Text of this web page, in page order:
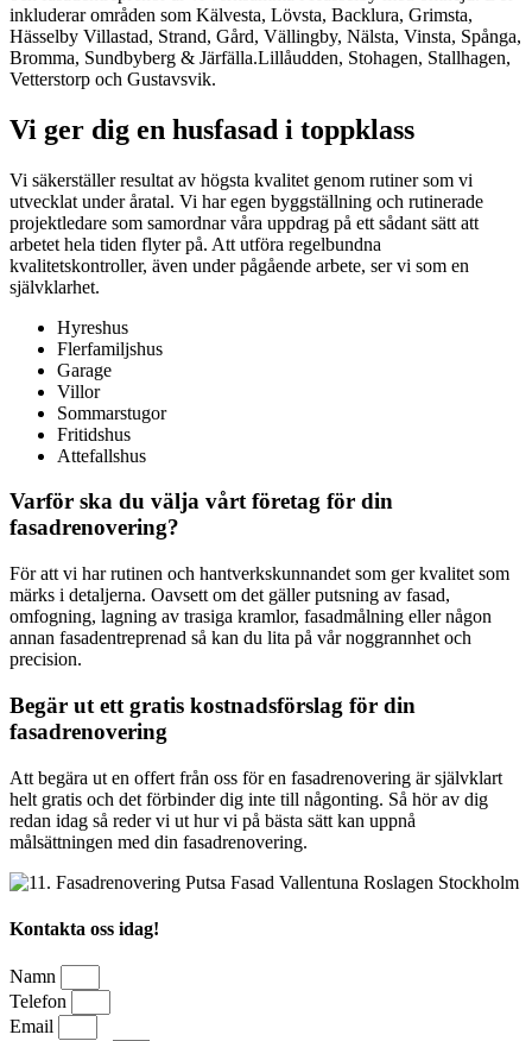
inkluderar områden som Kälvesta, Lövsta, Backlura, Grimsta,
Hässelby Villastad, Strand, Gård, Vällingby, Nälsta, Vinsta, Spånga,
Bromma, Sundbyberg & Järfälla.Lillåudden, Stohagen, Stallhagen,
Vetterstorp och Gustavsvik.
Vi ger dig en husfasad i toppklass
Vi säkerställer resultat av högsta kvalitet genom rutiner som vi
utvecklat under åratal. Vi har egen byggställning och rutinerade
projektledare som samordnar våra uppdrag på ett sådant sätt att
arbetet hela tiden flyter på. Att utföra regelbundna
kvalitetskontroller, även under pågående arbete, ser vi som en
självklarhet.
Hyreshus
Flerfamiljshus
Garage
Villor
Sommarstugor
Fritidshus
Attefallshus
Varför ska du välja vårt företag för din
fasadrenovering?
För att vi har rutinen och hantverkskunnandet som ger kvalitet som
märks i detaljerna. Oavsett om det gäller putsning av fasad,
omfogning, lagning av trasiga kramlor, fasadmålning eller någon
annan fasadentreprenad så kan du lita på vår noggrannhet och
precision.
Begär ut ett gratis kostnadsförslag för din
fasadrenovering
Att begära ut en offert från oss för en fasadrenovering är självklart
helt gratis och det förbinder dig inte till någonting. Så hör av dig
redan idag så reder vi ut hur vi på bästa sätt kan uppnå
målsättningen med din fasadrenovering.
Kontakta oss idag!
Namn
Telefon
Email